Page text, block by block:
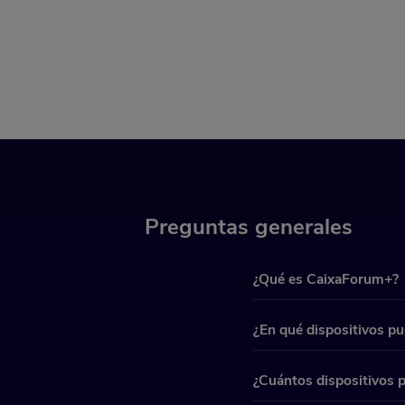
Preguntas generales
¿Qué es CaixaForum+?
temáticas: música, artes
¿En qué dispositivos
televisor Smart TV con
¿Cuántos dispositivos